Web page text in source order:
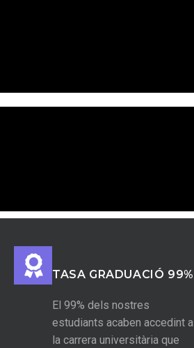
TASA GRADUACIÓ 99%
El 99% dels nostres
estudiants acaben accedint a
la carrera universitària que